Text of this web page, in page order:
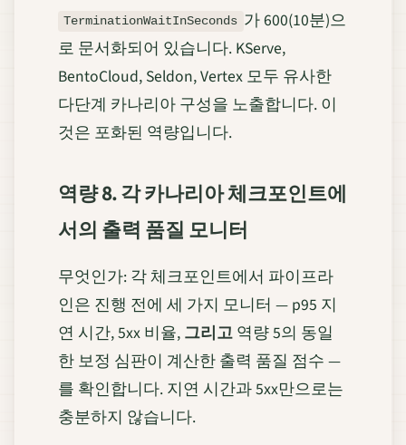
TerminationWaitInSeconds 가 600(10분)으
로 문서화되어 있습니다. KServe,
BentoCloud, Seldon, Vertex 모두 유사한
다단계 카나리아 구성을 노출합니다. 이
것은 포화된 역량입니다.
역량 8. 각 카나리아 체크포인트에
서의 출력 품질 모니터
무엇인가: 각 체크포인트에서 파이프라
인은 진행 전에 세 가지 모니터 — p95 지
연 시간, 5xx 비율, 그리고 역량 5의 동일
한 보정 심판이 계산한 출력 품질 점수 —
를 확인합니다. 지연 시간과 5xx만으로는
충분하지 않습니다.